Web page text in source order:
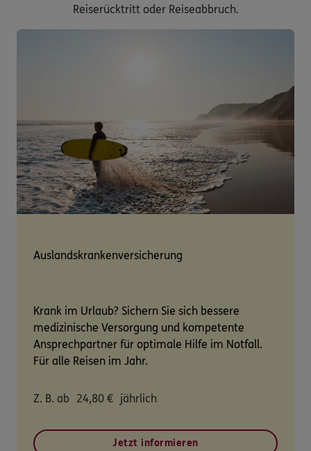
Reiserücktritt oder Reiseabbruch.
Auslandskrankenversicherung
Krank im Urlaub? Sichern Sie sich bessere
medizinische Versorgung und kompetente
Ansprechpartner für optimale Hilfe im Notfall.
Für alle Reisen im Jahr.
Z. B. ab 24,80 € jährlich
Jetzt informieren